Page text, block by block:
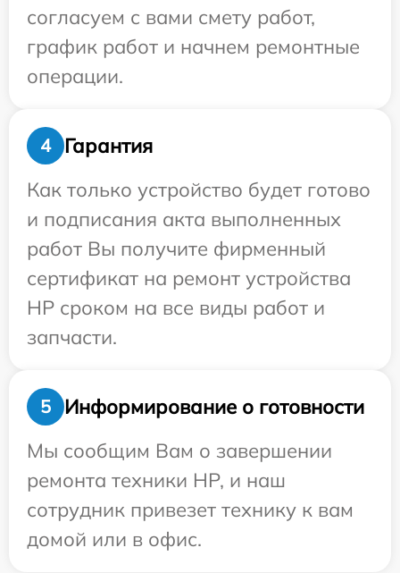
согласуем с вами смету работ,
график работ и начнем ремонтные
операции.
4
Гарантия
Как только устройство будет готово
и подписания акта выполненных
работ Вы получите фирменный
сертификат на ремонт устройства
HP сроком на все виды работ и
запчасти.
5
Информирование о готовности
Мы сообщим Вам о завершении
ремонта техники HP, и наш
сотрудник привезет технику к вам
домой или в офис.